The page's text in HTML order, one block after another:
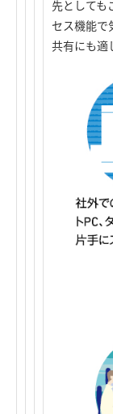
先としても
セス機能で
共有にも適